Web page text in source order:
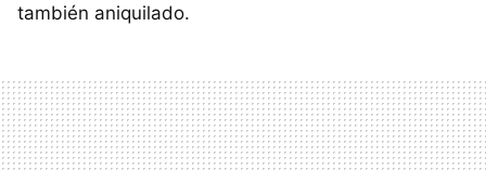
también aniquilado.